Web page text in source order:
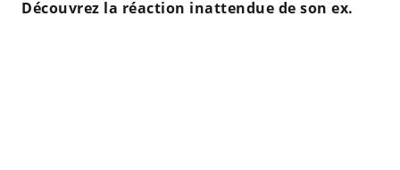
Découvrez la réaction inattendue de son ex.